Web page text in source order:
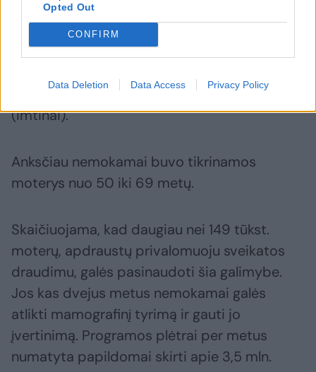
Opted Out
CONFIRM
Data Deletion Data Access Privacy Policy
Europos Komisijos rekomendaciją, buvo
išplėstos krūties vėžio ankstyvosios
diagnostikos programos amžiaus ribos –
kviečiamos moterys nuo 45 iki 74 metų
(imtinai).
Anksčiau nemokamai buvo tikrinamos
moterys nuo 50 iki 69 metų.
Skaičiuojama, kad daugiau nei 149 tūkst.
moterų, apdraustų privalomuoju sveikatos
draudimu, galės pasinaudoti šia galimybe.
Jos kas dvejus metus nemokamai galės
atlikti mamografinį tyrimą ir gauti jo
įvertinimą. Programos plėtrai per metus
numatyta papildomai skirti apie 3,5 mln.